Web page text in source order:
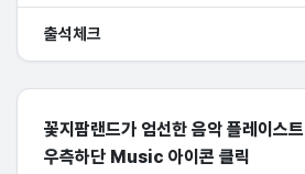
출석체크
꽃지팜랜드가 엄선한 음악 플레이스트
우측하단 Music 아이콘 클릭